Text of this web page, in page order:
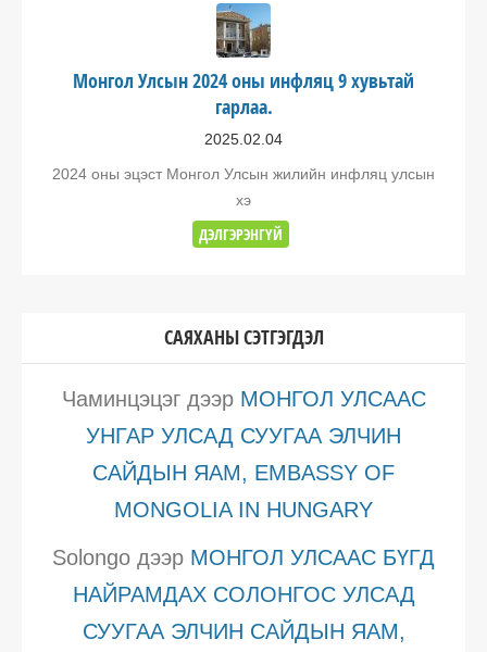
Монгол Улсын 2024 оны инфляц 9 хувьтай
гарлаа.
2025.02.04
2024 оны эцэст Монгол Улсын жилийн инфляц улсын
хэ
ДЭЛГЭРЭНГҮЙ
САЯХАНЫ СЭТГЭГДЭЛ
Чаминцэцэгдээр МОНГОЛ УЛСААС
УНГАР УЛСАД СУУГАА ЭЛЧИН
САЙДЫН ЯАМ, EMBASSY OF
MONGOLIA IN HUNGARY
Solongo дээр МОНГОЛ УЛСААС БҮГД
НАЙРАМДАХ СОЛОНГОС УЛСАД
СУУГАА ЭЛЧИН САЙДЫН ЯАМ,